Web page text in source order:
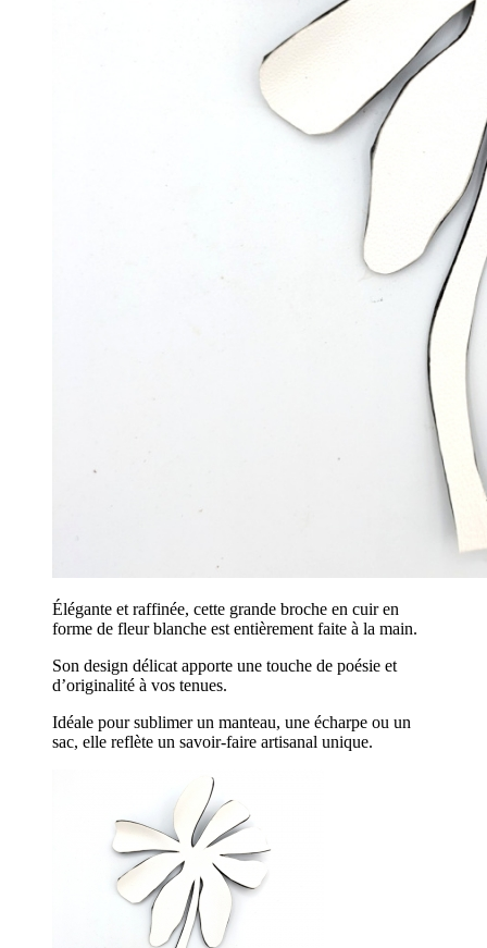
Élégante et raffinée, cette grande broche en cuir en
forme de fleur blanche est entièrement faite à la main.
Son design délicat apporte une touche de poésie et
d’originalité à vos tenues.
Idéale pour sublimer un manteau, une écharpe ou un
sac, elle reflète un savoir-faire artisanal unique.